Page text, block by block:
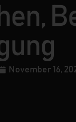
November 16,